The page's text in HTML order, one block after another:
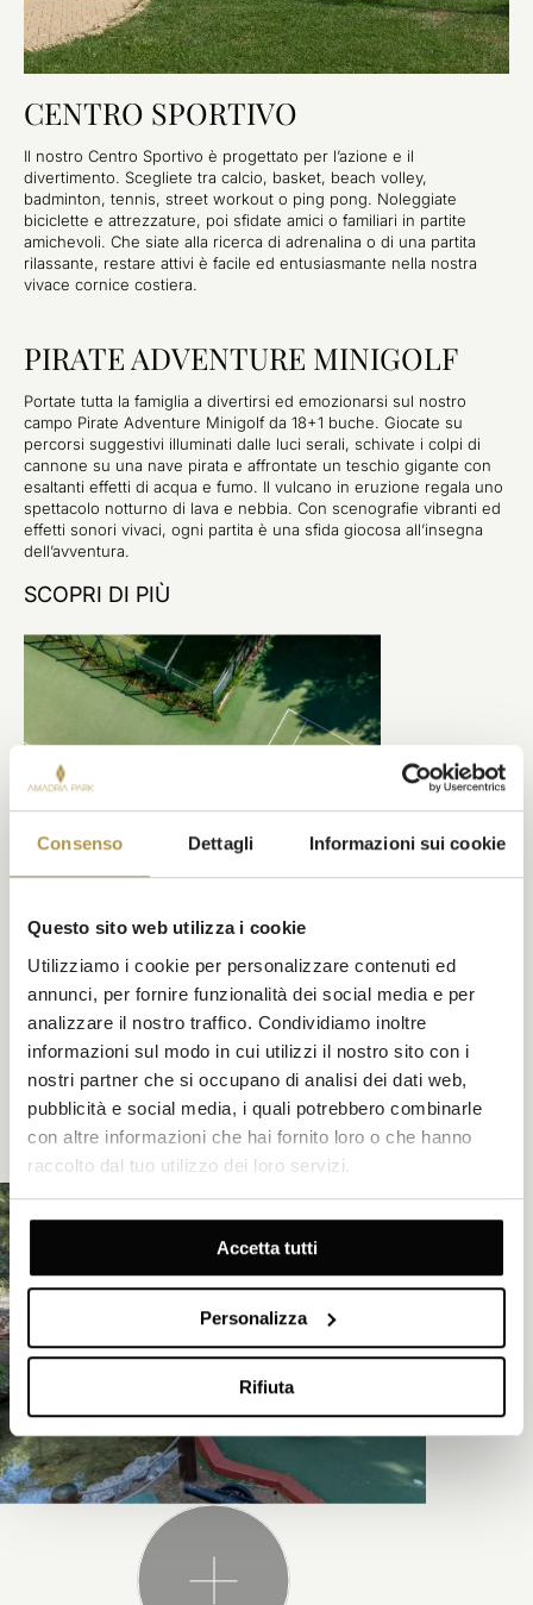
Consenso Dettagli Informazioni sui cookie
Questo sito web utilizza i cookie
Utilizziamo i cookie per personalizzare contenuti ed
annunci, per fornire funzionalità dei social media e per
analizzare il nostro traffico. Condividiamo inoltre
informazioni sul modo in cui utilizzi il nostro sito con i
nostri partner che si occupano di analisi dei dati web,
pubblicità e social media, i quali potrebbero combinarle
con altre informazioni che hai fornito loro o che hanno
raccolto dal tuo utilizzo dei loro servizi.
Accetta tutti
Personalizza
Rifiuta
CENTRO SPORTIVO
Il nostro Centro Sportivo è progettato per l’azione e il
divertimento. Scegliete tra calcio, basket, beach volley,
badminton, tennis, street workout o ping pong. Noleggiate
biciclette e attrezzature, poi sfidate amici o familiari in partite
amichevoli. Che siate alla ricerca di adrenalina o di una partita
rilassante, restare attivi è facile ed entusiasmante nella nostra
vivace cornice costiera.
PIRATE ADVENTURE MINIGOLF
Portate tutta la famiglia a divertirsi ed emozionarsi sul nostro
campo Pirate Adventure Minigolf da 18+1 buche. Giocate su
percorsi suggestivi illuminati dalle luci serali, schivate i colpi di
cannone su una nave pirata e affrontate un teschio gigante con
esaltanti effetti di acqua e fumo. Il vulcano in eruzione regala uno
spettacolo notturno di lava e nebbia. Con scenografie vibranti ed
effetti sonori vivaci, ogni partita è una sfida giocosa all’insegna
dell’avventura.
SCOPRI DI PIÙ